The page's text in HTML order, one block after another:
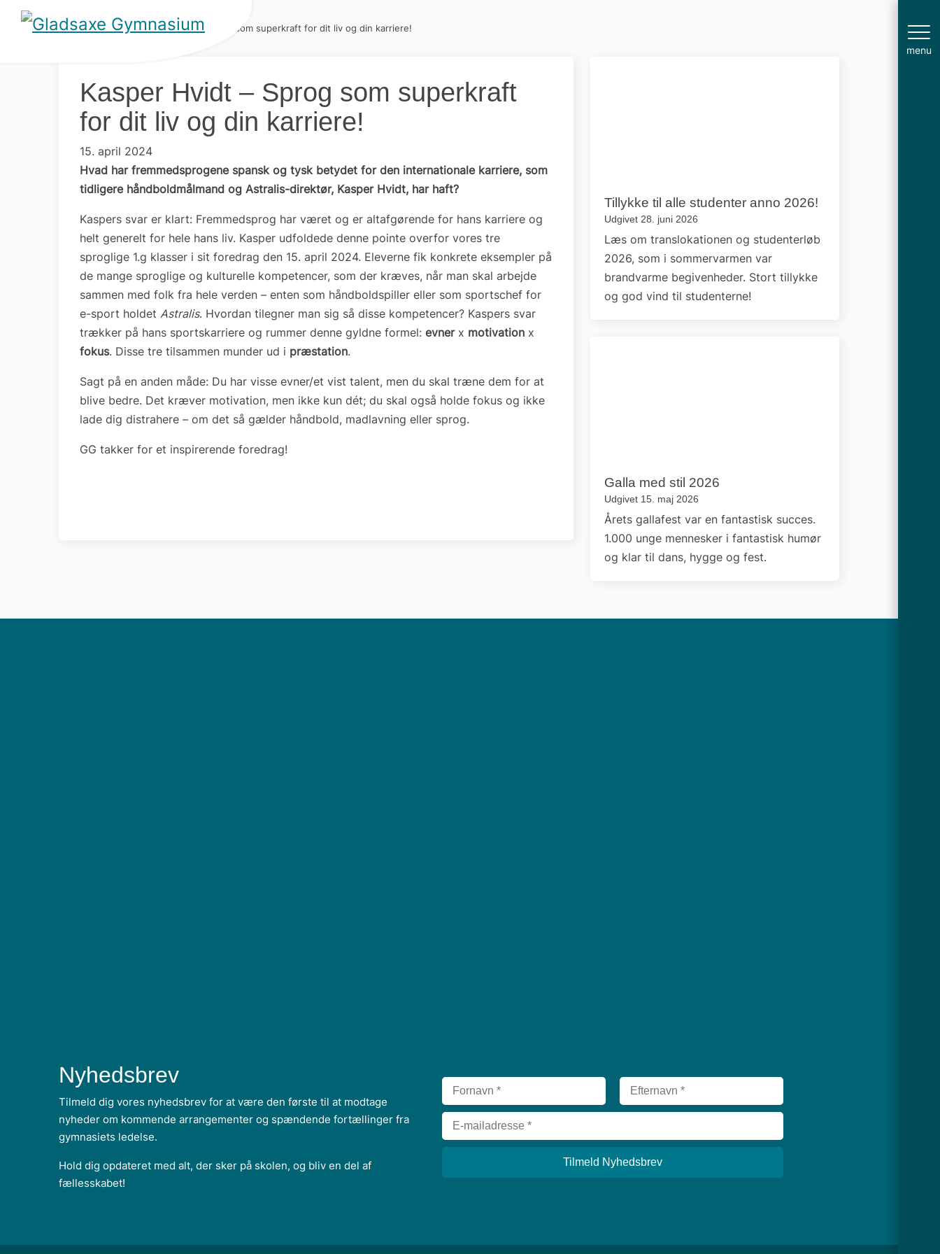
menu
Hjem»Nyheder»Kasper Hvidt – Sprog som superkraft for dit liv og din karriere!
Kasper Hvidt – Sprog som superkraft
for dit liv og din karriere!
15. april 2024
Hvad har fremmedsprogene spansk og tysk betydet for den internationale karriere, som
tidligere håndboldmålmand og Astralis-direktør, Kasper Hvidt, har haft?
Kaspers svar er klart: Fremmedsprog har været og er altafgørende for hans karriere og
helt generelt for hele hans liv. Kasper udfoldede denne pointe overfor vores tre
sproglige 1.g klasser i sit foredrag den 15. april 2024. Eleverne fik konkrete eksempler på
de mange sproglige og kulturelle kompetencer, som der kræves, når man skal arbejde
sammen med folk fra hele verden – enten som håndboldspiller eller som sportschef for
e-sport holdet Astralis. Hvordan tilegner man sig så disse kompetencer? Kaspers svar
trækker på hans sportskarriere og rummer denne gyldne formel: evnerx motivation x
fokus. Disse tre tilsammen munder ud i præstation.
Sagt på en anden måde: Du har visse evner/et vist talent, men du skal træne dem for at
blive bedre. Det kræver motivation, men ikke kun dét; du skal også holde fokus og ikke
lade dig distrahere – om det så gælder håndbold, madlavning eller sprog.
GG takker for et inspirerende foredrag!
Tillykke til alle studenter anno 2026!
Udgivet 28. juni 2026
Læs om translokationen og studenterløb
2026, som i sommervarmen var
brandvarme begivenheder. Stort tillykke
og god vind til studenterne!
Galla med stil 2026
Udgivet 15. maj 2026
Årets gallafest var en fantastisk succes.
1.000 unge mennesker i fantastisk humør
og klar til dans, hygge og fest.
Nyhedsbrev
Tilmeld dig vores nyhedsbrev for at være den første til at modtage
nyheder om kommende arrangementer og spændende fortællinger fra
gymnasiets ledelse.
Hold dig opdateret med alt, der sker på skolen, og bliv en del af
fællesskabet!